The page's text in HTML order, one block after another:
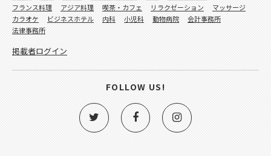
フランス料理
アジア料理 喫茶・カフェ リラクゼーション
マッサージ
カラオケ
ビジネスホテル 内科 小児科 動物病院
会計事務所
法律事務所
掲載者ログイン
FOLLOW US!